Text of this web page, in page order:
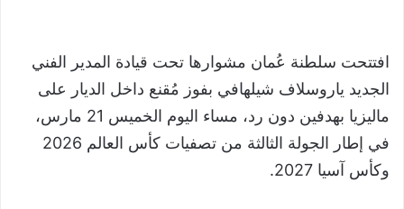
افتتحت سلطنة عُمان مشوارها تحت قيادة المدير الفني
الجديد ياروسلاف شيلهافي بفوز مُقنع داخل الديار على
ماليزيا بهدفين دون رد، مساء اليوم الخميس 21 مارس،
في إطار الجولة الثالثة من تصفيات كأس العالم 2026
وكأس آسيا 2027.